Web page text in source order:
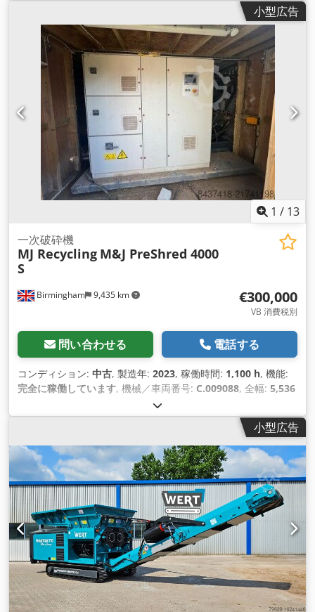
小型広告
1 / 13
Birmingham 9,435 km
一次破砕機
MJ Recycling M&J PreShred 4000
S
€300,000
VB 消費税別
問い合わせる 電話する
コンディション: 中古, 製造年: 2023, 稼働時間: 1,100 h, 機能:
完全に稼働しています, 機械／車両番号: C.009088, 全幅: 5,536
3,500 mm
可変,
小型広告